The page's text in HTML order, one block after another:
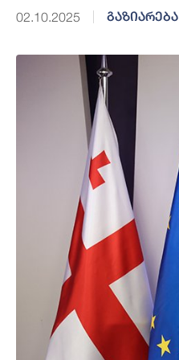
02.10.2025 გაზიარება